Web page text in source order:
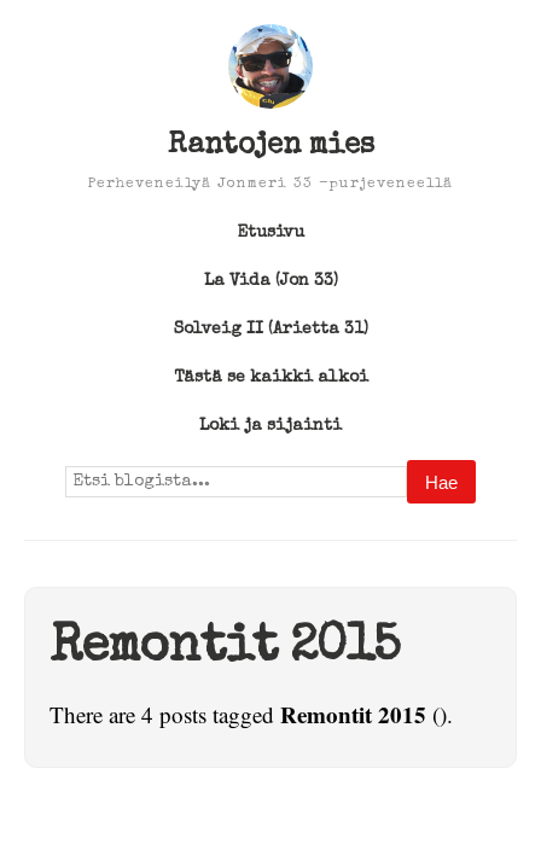
Rantojen mies
Perheveneilyä Jonmeri 33 -purjeveneellä
Etusivu
La Vida (Jon 33)
Solveig II (Arietta 31)
Tästä se kaikki alkoi
Loki ja sijainti
Search
for:
Remontit 2015
There are 4 posts tagged Remontit 2015 ().